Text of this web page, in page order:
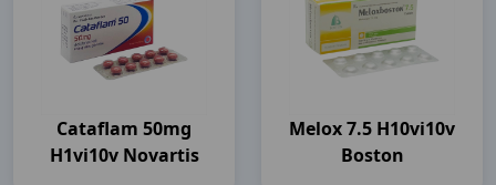
Cataflam 50mg
H1vi10v Novartis
Melox 7.5 H10vi10v
Boston